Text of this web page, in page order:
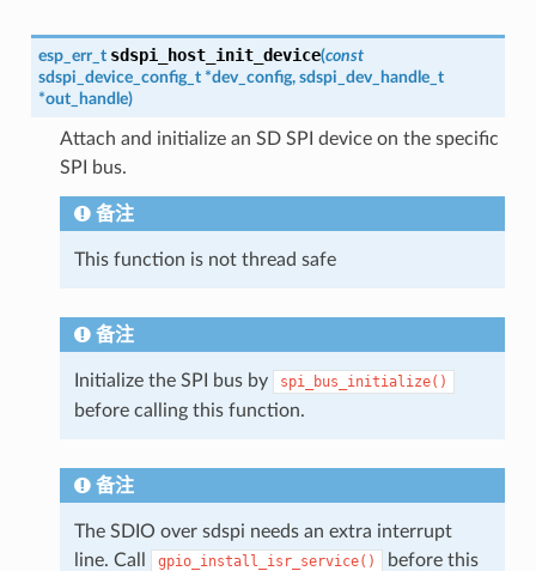
esp_err_t sdspi_host_init_device(const
sdspi_device_config_t *dev_config, sdspi_dev_handle_t
*out_handle)
Attach and initialize an SD SPI device on the specific
SPI bus.
备注
This function is not thread safe
备注
Initialize the SPI bus by spi_bus_initialize()
before calling this function.
备注
The SDIO over sdspi needs an extra interrupt
line. Call
gpio_install_isr_service()
before this